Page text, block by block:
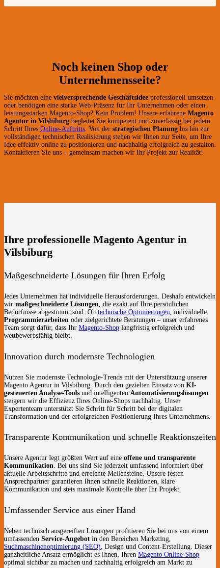
Noch keinen Shop oder
Unternehmensseite?
Sie möchten eine vielversprechende Geschäftsidee professionell umsetzen
oder benötigen eine starke Web-Präsenz für Ihr Unternehmen oder einen
leistungsstarken Magento-Shop? Kein Problem! Unsere erfahrene Magento
Agentur in Vilsbiburg begleitet Sie kompetent und zuverlässig bei jedem
Schritt Ihres Online-Auftritts . Von der strategischen Planung bis hin zur
vollständigen technischen Realisierung stehen wir Ihnen zur Seite, um Ihre
Idee effektiv online zu positionieren und nachhaltig erfolgreich zu gestalten.
Kontaktieren Sie uns – gemeinsam machen wir Ihr Projekt zur Realität!
Ihre professionelle Magento Agentur in
Vilsbiburg
Maßgeschneiderte Lösungen für Ihren Erfolg
Jedes Unternehmen hat individuelle Herausforderungen. Deshalb entwickeln
wir maßgeschneiderte Lösungen , die exakt auf Ihre persönlichen
Bedürfnisse abgestimmt sind. Ob technische Optimierungen , individuelle
Programmierarbeiten oder zielgerichtete Beratungen – unser erfahrenes
Team sorgt dafür, dass Ihr Magento-Shop langfristig erfolgreich und
wettbewerbsfähig bleibt.
Innovation durch modernste Technologien
Nutzen Sie modernste Technologie-Trends mit der Unterstützung unserer
Magento Agentur in Vilsbiburg. Durch den gezielten Einsatz von KI-
gesteuerten Analyse-Tools und intelligenten Automatisierungslösungen
steigern wir die Effizienz Ihres Online-Shops nachhaltig. Unser
Expertenteam unterstützt Sie Schritt für Schritt bei der digitalen
Transformation und der erfolgreichen Positionierung Ihres Unternehmens.
Transparente Kommunikation und schnelle Reaktionszeiten
Unsere Agentur legt größten Wert auf eine offene und transparente
Kommunikation. Bei uns sind Sie jederzeit umfassend informiert über
aktuelle Arbeitsschritte und erreichte Meilensteine. Unsere festen
Ansprechpartner garantieren Ihnen schnelle Reaktionen, klare
Kommunikation und stets maximale Kontrolle über Ihr Projekt.
Umfassender Service aus einer Hand
Neben technisch ausgereiften Lösungen profitieren Sie bei uns von einem
umfassenden Service-Angebot in den Bereichen Marketing,
Suchmaschinenoptimierung (SEO), Design und Content-Erstellung. Dieser
ganzheitliche Ansatz ermöglicht es Ihnen, Ihren Magento Online-Shop
optimal sichtbar zu machen und nachhaltig erfolgreich am Markt zu